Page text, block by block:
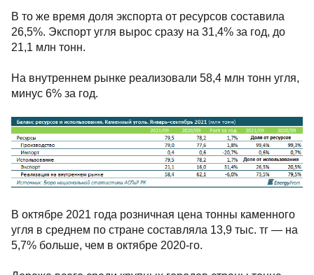
В то же время доля экспорта от ресурсов составила
26,5%. Экспорт угля вырос сразу на 31,4% за год, до
21,1 млн тонн.
На внутреннем рынке реализовали 58,4 млн тонн угля,
минус 6% за год.
В октябре 2021 года розничная цена тонны каменного
угля в среднем по стране составляла 13,9 тыс. тг — на
5,7% больше, чем в октябре 2020-го.